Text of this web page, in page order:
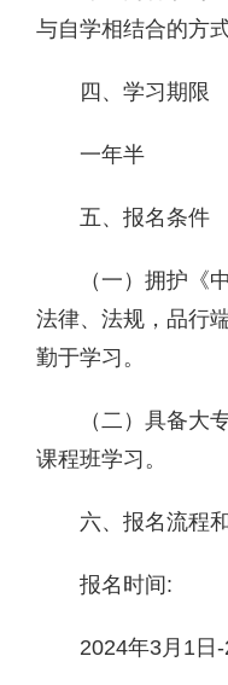
与自学相结合的方式
四、学习期限
一年半
五、报名条件
（一）拥护《
法律、法规，品行
勤于学习。
（二）具备大
课程班学习。
六、报名流程
报名时间:
2024年3月1日